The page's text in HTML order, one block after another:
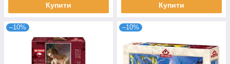
Купити Купити
–10% –10%